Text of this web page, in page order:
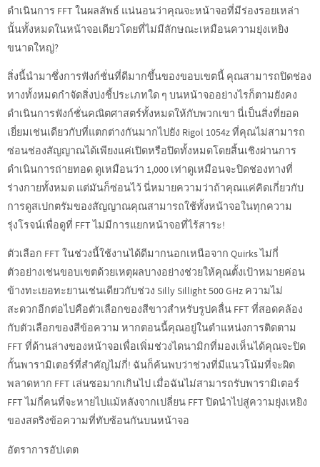
ดำเนินการ FFT ในผลลัพธ์ แน่นอนว่าคุณจะหน้าจอที่มีร่องรอยเหล่า
นั้นทั้งหมดในหน้าจอเดียวโดยที่ไม่มีลักษณะเหมือนความยุ่งเหยิง
ขนาดใหญ่?
สิ่งนี้นำมาซึ่งการฟังก์ชั่นที่ดีมากขึ้นของขอบเขตนี้ คุณสามารถปิดช่อง
ทางทั้งหมดกำจัดสิ่งบ่งชี้ประเภทใด ๆ บนหน้าจออย่างไรก็ตามยังคง
ดำเนินการฟังก์ชั่นคณิตศาสตร์ทั้งหมดให้กับพวกเขา นี่เป็นสิ่งที่ยอด
เยี่ยมเช่นเดียวกับที่แตกต่างกันมากไปยัง Rigol 1054z ที่คุณไม่สามารถ
ซ่อนช่องสัญญาณได้เพียงแค่เปิดหรือปิดทั้งหมดโดยสิ้นเชิงผ่านการ
ดำเนินการถ่ายทอด ดูเหมือนว่า 1,000 เท่าดูเหมือนจะปิดช่องทางที่
ร่างกายทั้งหมด แต่มันก็ซ่อนไว้ นี่หมายความว่าถ้าคุณแค่คิดเกี่ยวกับ
การดูสเปกตรัมของสัญญาณคุณสามารถใช้ทั้งหน้าจอในทุกความ
รุ่งโรจน์เพื่อดูที่ FFT ไม่มีการแยกหน้าจอที่ไร้สาระ!
ตัวเลือก FFT ในช่วงนี้ใช้งานได้ดีมากนอกเหนือจาก Quirks ไม่กี่
ตัวอย่างเช่นขอบเขตด้วยเหตุผลบางอย่างช่วยให้คุณตั้งเป้าหมายค่อน
ข้างทะเยอทะยานเช่นเดียวกับช่วง Silly Sillight 500 GHz ความไม่
สะดวกอีกต่อไปคือตัวเลือกของสีขาวสำหรับรูปคลื่น FFT ที่สอดคล้อง
กับตัวเลือกของสีข้อความ หากตอนนี้คุณอยู่ในตำแหน่งการติดตาม
FFT ที่ด้านล่างของหน้าจอเพื่อเพิ่มช่วงไดนามิกที่มองเห็นได้คุณจะปิด
กั้นพารามิเตอร์ที่สำคัญไม่กี่! ฉันก็ค้นพบว่าช่วงที่มีแนวโน้มที่จะผิด
พลาดหาก FFT เล่นซอมากเกินไป เมื่อฉันไม่สามารถรับพารามิเตอร์
FFT ไม่กี่คนที่จะหายไปแม้หลังจากเปลี่ยน FFT ปิดนำไปสู่ความยุ่งเหยิง
ของสตริงข้อความที่ทับซ้อนกันบนหน้าจอ
อัตราการอัปเดต